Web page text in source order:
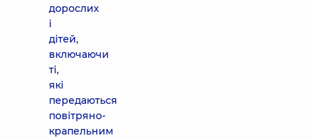
дорослих
і
дітей,
включаючи
ті,
які
передаються
повітряно-
крапельним